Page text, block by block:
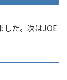
した。次はJOE